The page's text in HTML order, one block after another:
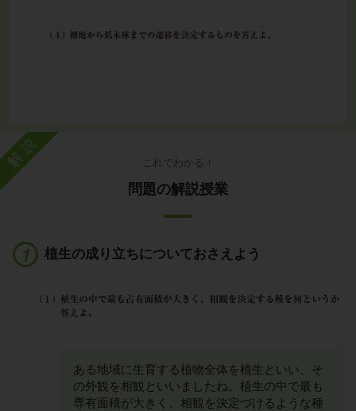
解説 これでわかる！
問題の解説授業
植生の成り立ちについておさえよう
ある地域に生育する植物全体を植生といい、そ
の外観を相観といいましたね。植生の中で最も
専有面積が大きく、相観を決定づけるような種